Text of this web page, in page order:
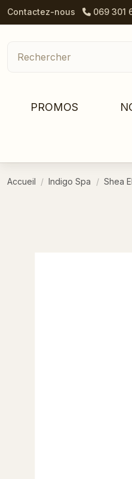
Contactez-nous 069 301
PROMOS
Accueil Indigo Spa Shea